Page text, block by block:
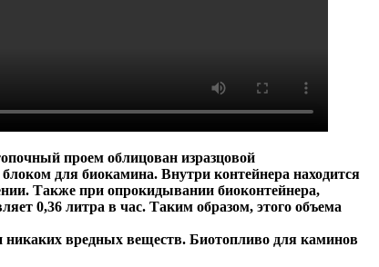
проем облицован изразцовой
для биокамина. Внутри контейнера находится
Также при опрокидывании биоконтейнера,
0,36 литра в час. Таким образом, этого объема
никаких вредных веществ. Биотопливо для каминов